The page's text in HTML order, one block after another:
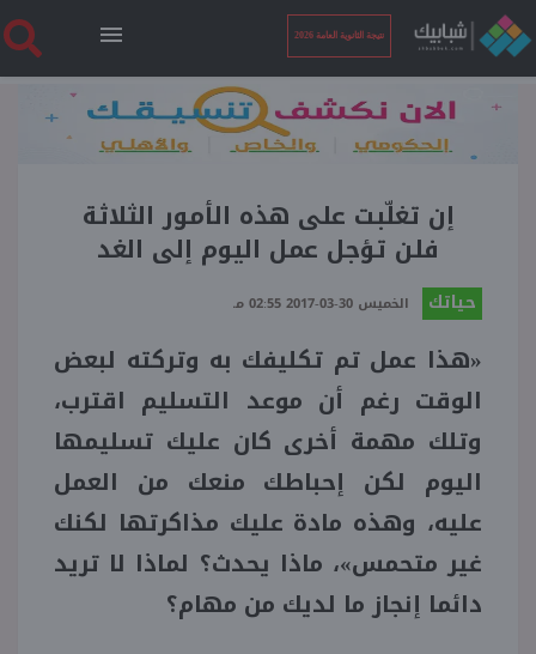
نتيجة الثانوية العامة 2026
الرئيسية
نتيجة الثانوية العامة 2026
فنجان قهوة
بوابة الطلبة
ملفات
منوعات
إن تغلّبت على هذه الأمور الثلاثة
فلن تؤجل عمل اليوم إلى الغد
حياتك الخميس 30-03-2017 02:55 مـ
«هذا عمل تم تكليفك به وتركته لبعض
الوقت رغم أن موعد التسليم اقترب،
وتلك مهمة أخرى كان عليك تسليمها
اليوم لكن إحباطك منعك من العمل
عليه، وهذه مادة عليك مذاكرتها لكنك
غير متحمس»، ماذا يحدث؟ لماذا لا تريد
دائما إنجاز ما لديك من مهام؟